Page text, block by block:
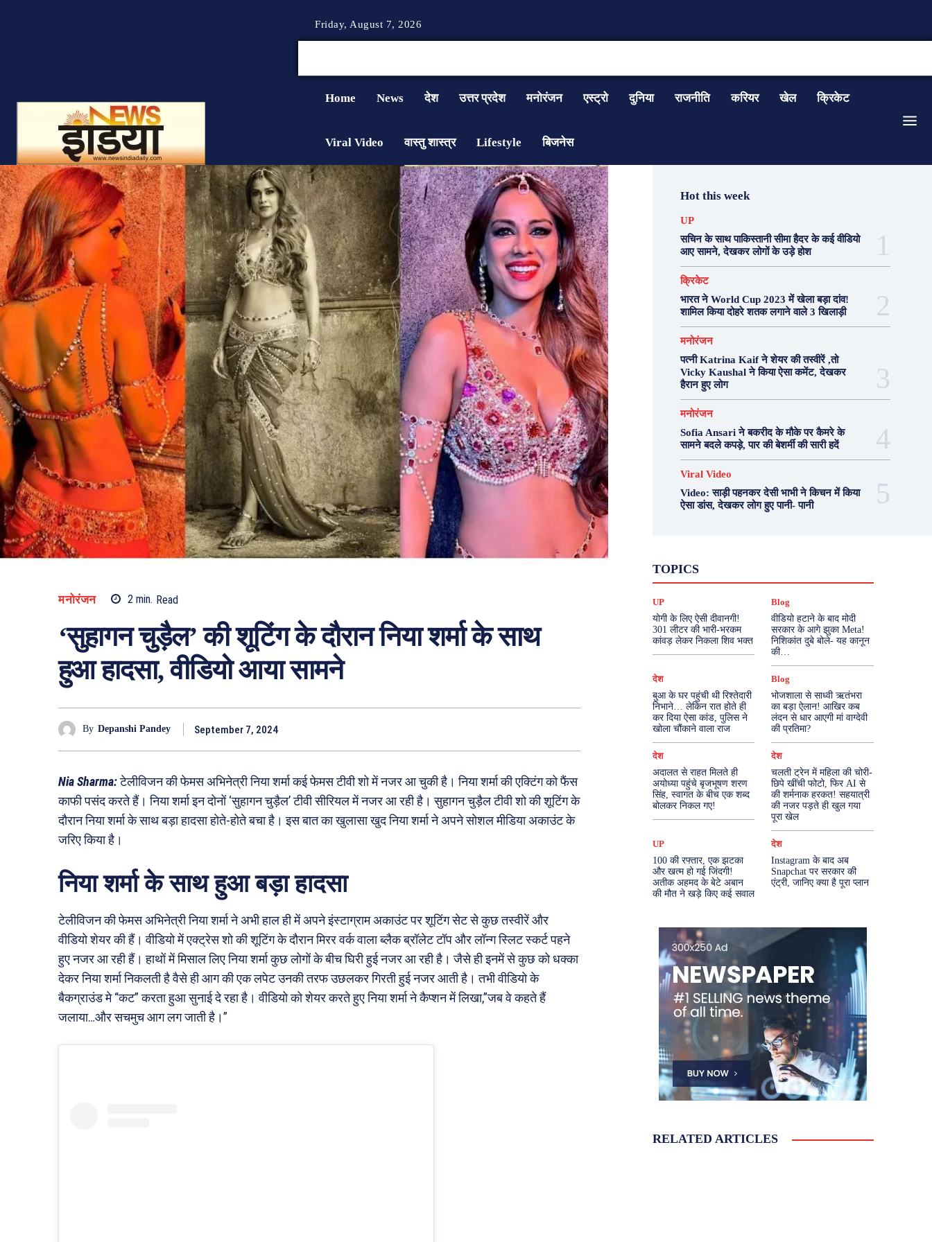
Friday, August 7, 2026
Home News देश उत्तर प्रदेश मनोरंजन एस्ट्रो दुनिया राजनीति करियर खेल क्रिकेट
Viral Video वास्तु शास्त्र Lifestyle बिजनेस
मनोरंजन 2min. Read
‘सुहागन चुड़ैल’ की शूटिंग के दौरान निया शर्मा के साथ
हुआ हादसा, वीडियो आया सामने
By Depanshi Pandey September 7, 2024
Nia Sharma:टेलीविजन की फेमस अभिनेत्री निया शर्मा कई फेमस टीवी शो में नजर आ चुकी है। निया शर्मा की एक्टिंग को फैंस
काफी पसंद करते हैं। निया शर्मा इन दोनों ‘सुहागन चुड़ैल’ टीवी सीरियल में नजर आ रही है। सुहागन चुड़ैल टीवी शो की शूटिंग के
दौरान निया शर्मा के साथ बड़ा हादसा होते-होते बचा है। इस बात का खुलासा खुद निया शर्मा ने अपने सोशल मीडिया अकाउंट के
जरिए किया है।
निया शर्मा के साथ हुआ बड़ा हादसा
टेलीविजन की फेमस अभिनेत्री निया शर्मा ने अभी हाल ही में अपने इंस्टाग्राम अकाउंट पर शूटिंग सेट से कुछ तस्वीरें और
वीडियो शेयर की हैं। वीडियो में एक्ट्रेस शो की शूटिंग के दौरान मिरर वर्क वाला ब्लैक ब्रॉलेट टॉप और लॉन्ग स्लिट स्कर्ट पहने
हुए नजर आ रही हैं। हाथों में मिसाल लिए निया शर्मा कुछ लोगों के बीच घिरी हुई नजर आ रही है। जैसे ही इनमें से कुछ को धक्का
देकर निया शर्मा निकलती है वैसे ही आग की एक लपेट उनकी तरफ उछलकर गिरती हुई नजर आती है। तभी वीडियो के
बैकग्राउंड मे “कट” करता हुआ सुनाई दे रहा है। वीडियो को शेयर करते हुए निया शर्मा ने कैप्शन में लिखा,”जब वे कहते हैं
जलाया…और सचमुच आग लग जाती है।”
Hot this week
UP
सचिन के साथ पाकिस्तानी सीमा हैदर के कई वीडियो
आए सामने, देखकर लोगों के उड़े होश
क्रिकेट
भारत ने World Cup 2023 में खेला बड़ा दांव!
शामिल किया दोहरे शतक लगाने वाले 3 खिलाड़ी
मनोरंजन
पत्नी Katrina Kaif ने शेयर की तस्वीरें ,तो
Vicky Kaushal ने किया ऐसा कमेंट, देखकर
हैरान हुए लोग
मनोरंजन
Sofia Ansari ने बकरीद के मौके पर कैमरे के
सामने बदले कपड़े, पार की बेशर्मी की सारी हदें
Viral Video
Video: साड़ी पहनकर देसी भाभी ने किचन में किया
ऐसा डांस, देखकर लोग हुए पानी- पानी
TOPICS
दुनिया
मनोरंजन
राजनीति वास्तु शास्त्र
More
UP
योगी के लिए ऐसी दीवानगी!
301 लीटर की भारी-भरकम
कांवड़ लेकर निकला शिव भक्त
Blog
वीडियो हटाने के बाद मोदी
सरकार के आगे झुका Meta!
निशिकांत दुबे बोले- यह कानून
की…
देश
बुआ के घर पहुंची थी रिश्तेदारी
निभाने… लेकिन रात होते ही
कर दिया ऐसा कांड, पुलिस ने
खोला चौंकाने वाला राज
Blog
भोजशाला से साध्वी ऋतंभरा
का बड़ा ऐलान! आखिर कब
लंदन से धार आएगी मां वाग्देवी
की प्रतिमा?
देश
अदालत से राहत मिलते ही
अयोध्या पहुंचे बृजभूषण शरण
सिंह, स्वागत के बीच एक शब्द
बोलकर निकल गए!
देश
चलती ट्रेन में महिला की चोरी-
छिपे खींची फोटो, फिर AI से
की शर्मनाक हरकत! सहयात्री
की नजर पड़ते ही खुल गया
पूरा खेल
UP
100 की रफ्तार, एक झटका
और खत्म हो गई जिंदगी!
अतीक अहमद के बेटे अबान
की मौत ने खड़े किए कई सवाल
देश
Instagram के बाद अब
Snapchat पर सरकार की
एंट्री, जानिए क्या है पूरा प्लान
RELATED ARTICLES